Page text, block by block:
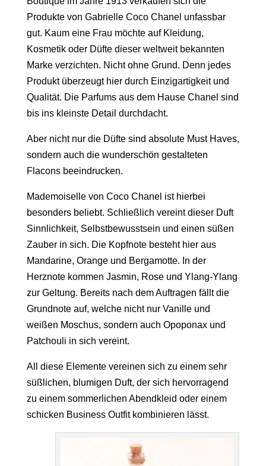
Produkte von Gabrielle Coco Chanel unfassbar
gut. Kaum eine Frau möchte auf Kleidung,
Kosmetik oder Düfte dieser weltweit bekannten
Marke verzichten. Nicht ohne Grund. Denn jedes
Produkt überzeugt hier durch Einzigartigkeit und
Qualität. Die Parfums aus dem Hause Chanel sind
bis ins kleinste Detail durchdacht.
Aber nicht nur die Düfte sind absolute Must Haves,
sondern auch die wunderschön gestalteten
Flacons beeindrucken.
Mademoiselle von Coco Chanel ist hierbei
besonders beliebt. Schließlich vereint dieser Duft
Sinnlichkeit, Selbstbewusstsein und einen süßen
Zauber in sich. Die Kopfnote besteht hier aus
Mandarine, Orange und Bergamotte. In der
Herznote kommen Jasmin, Rose und Ylang-Ylang
zur Geltung. Bereits nach dem Auftragen fällt die
Grundnote auf, welche nicht nur Vanille und
weißen Moschus, sondern auch Opoponax und
Patchouli in sich vereint.
All diese Elemente vereinen sich zu einem sehr
süßlichen, blumigen Duft, der sich hervorragend
zu einem sommerlichen Abendkleid oder einem
schicken Business Outfit kombinieren lässt.